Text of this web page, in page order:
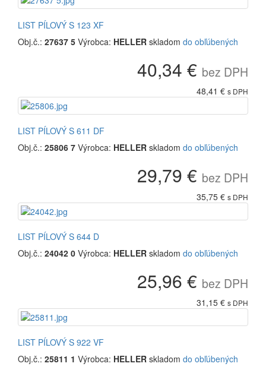
LIST PÍLOVÝ S 123 XF
Obj.č.: 27637 5 Výrobca: HELLER skladom do obľúbených
40,34 € bez DPH
48,41 € s DPH
LIST PÍLOVÝ S 611 DF
Obj.č.: 25806 7 Výrobca: HELLER skladom do obľúbených
29,79 € bez DPH
35,75 € s DPH
LIST PÍLOVÝ S 644 D
Obj.č.: 24042 0 Výrobca: HELLER skladom do obľúbených
25,96 € bez DPH
31,15 € s DPH
LIST PÍLOVÝ S 922 VF
Obj.č.: 25811 1 Výrobca: HELLER skladom do obľúbených